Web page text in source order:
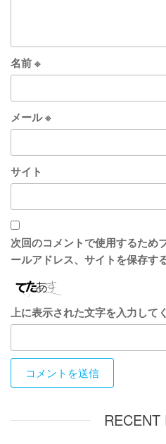
名前※
メール※
サイト
次回のコメントで使用するため
ールアドレス、サイトを保存する
上に表示された文字を入力して
RECENT